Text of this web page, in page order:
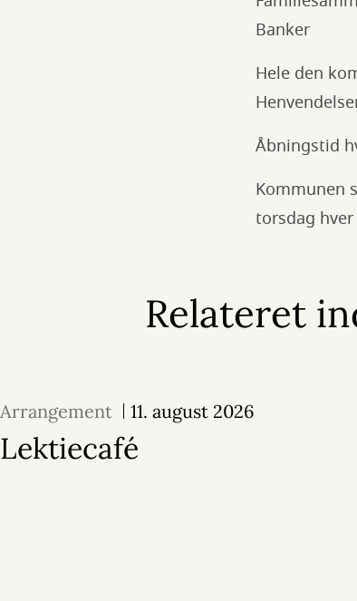
Banker
Hele den
Åbningstid
Kommunen
torsdag
Relateret
Arrangement 11. august 2026
Lektiecafé